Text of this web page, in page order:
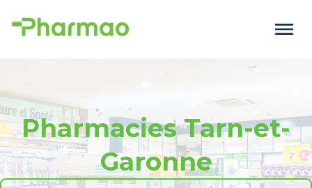
Pharmacies Tarn-et-
Garonne